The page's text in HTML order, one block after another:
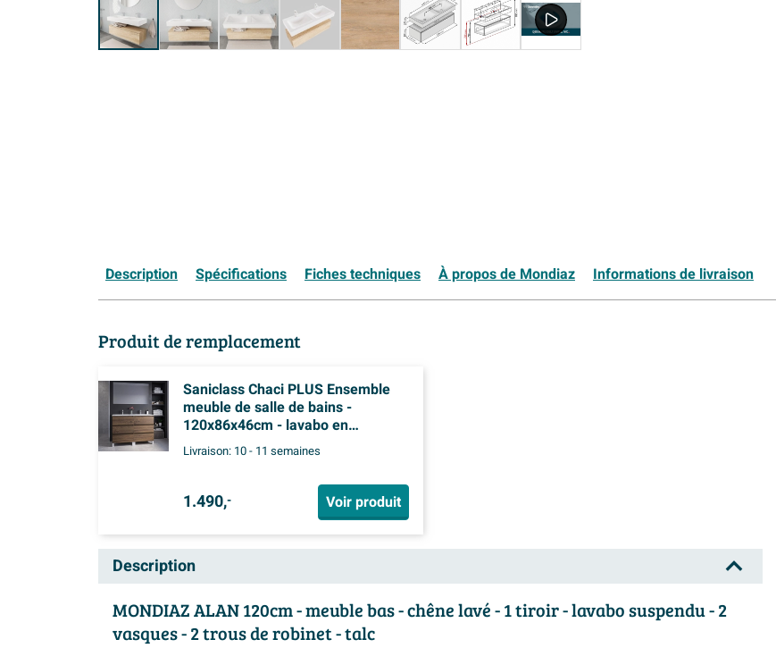
Description Spécifications Fiches techniques À propos de Mondiaz Informations de livraison
Produit de remplacement
Saniclass Chaci PLUS Ensemble
meuble de salle de bains -
120x86x46cm - lavabo en
céramique blanc - 2 vasques - 2
trous de robinet - 6 tiroirs - miroir
rectangulaire - noyer (bois)
Livraison: 10 - 11 semaines
1.490,- Voir produit
Description
MONDIAZ ALAN 120cm - meuble bas - chêne lavé - 1 tiroir - lavabo suspendu - 2
vasques - 2 trous de robinet - talc